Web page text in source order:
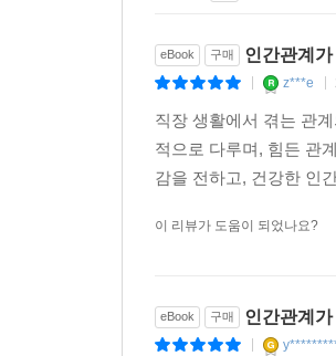
eBook 구매 인간관계
z***e
직장 생활에서 겪는 관
적으로 다루며, 힘든 관
감을 전하고, 건강한 인
이 리뷰가 도움이 되었나요?
eBook 구매 인간관계